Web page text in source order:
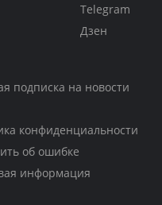
Telegram
Дзен
подписка на новости
конфиденциальности
об ошибке
информация